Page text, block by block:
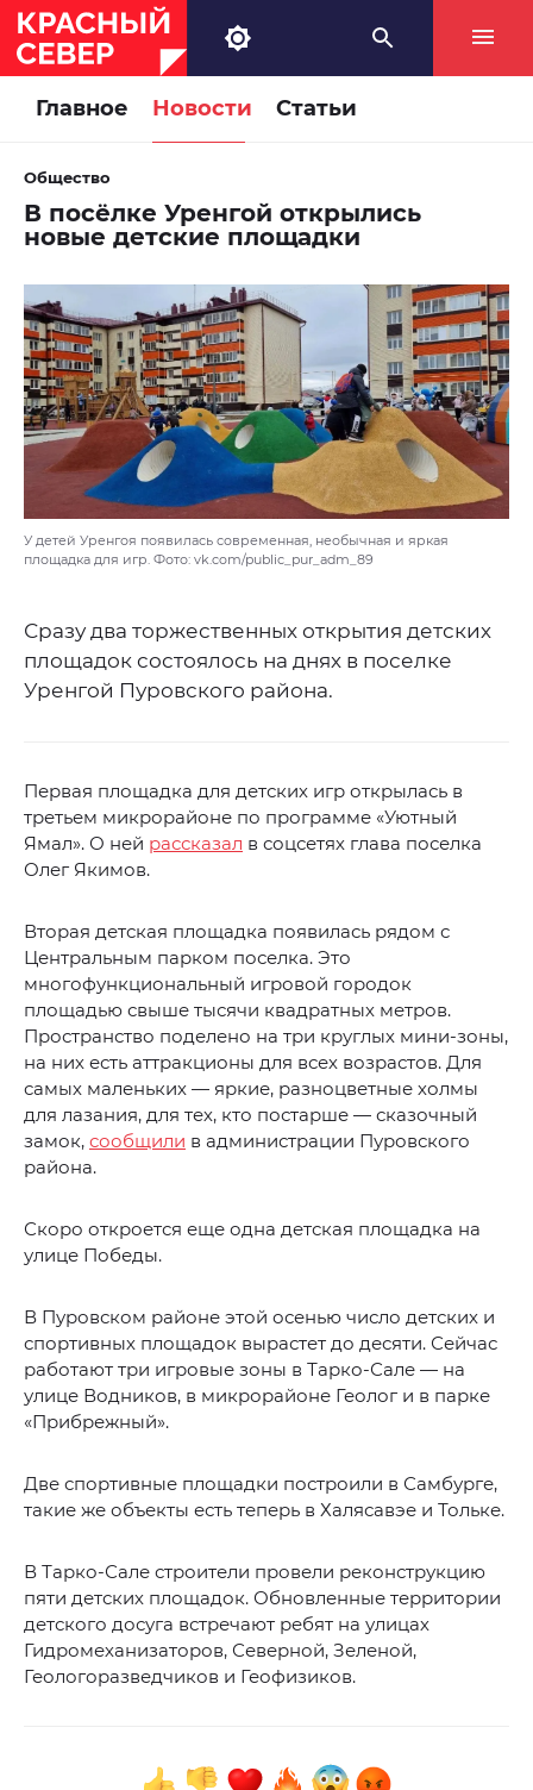
Главное Новости Статьи
Общество
В посёлке Уренгой открылись
новые детские площадки
У детей Уренгоя появилась современная, необычная и яркая
площадка для игр. Фото: vk.com/public_pur_adm_89
Сразу два торжественных открытия детских
площадок состоялось на днях в поселке
Уренгой Пуровского района.
Первая площадка для детских игр открылась в
третьем микрорайоне по программе «Уютный
Ямал». О ней рассказал в соцсетях глава поселка
Олег Якимов.
Вторая детская площадка появилась рядом с
Центральным парком поселка. Это
многофункциональный игровой городок
площадью свыше тысячи квадратных метров.
Пространство поделено на три круглых мини-зоны,
на них есть аттракционы для всех возрастов. Для
самых маленьких — яркие, разноцветные холмы
для лазания, для тех, кто постарше — сказочный
замок, сообщили в администрации Пуровского
района.
Скоро откроется еще одна детская площадка на
улице Победы.
В Пуровском районе этой осенью число детских и
спортивных площадок вырастет до десяти. Сейчас
работают три игровые зоны в Тарко-Сале — на
улице Водников, в микрорайоне Геолог и в парке
«Прибрежный».
Две спортивные площадки построили в Самбурге,
такие же объекты есть теперь в Халясавэе и Тольке.
В Тарко-Сале строители провели реконструкцию
пяти детских площадок. Обновленные территории
детского досуга встречают ребят на улицах
Гидромеханизаторов, Северной, Зеленой,
Геологоразведчиков и Геофизиков.